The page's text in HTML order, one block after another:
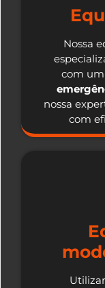
Nossa
com
nossa
com